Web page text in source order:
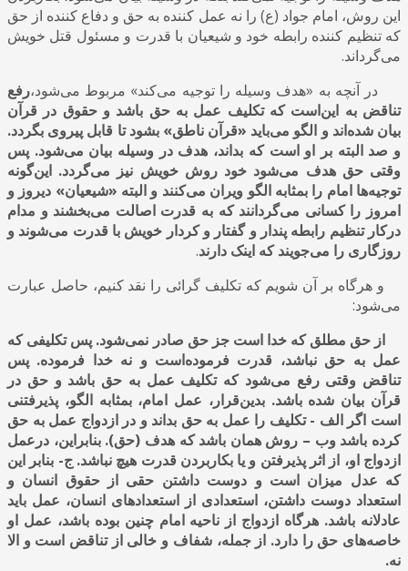
این روش، امام جواد (ع) را نه عمل کننده به حق و دفاع کننده از حق
که تنظیم کننده رابطه خود و شیعیان با قدرت و مسئول قتل خویش
می‌گرداند.
در آنچه به «هدف وسیله را توجیه می‌کند» مربوط می‌شود،رفع
تناقض به این‌است که تکلیف عمل به حق باشد و حقوق در قرآن
بیان شده‌اند و الگو می‌باید «قرآن ناطق» بشود تا قابل پیروی بگردد.
و صد البته بر او است که بداند، هدف در وسیله بیان می‌شود. پس
وقتی حق هدف می‌شود خود روش خویش نیز می‌گردد. این‌گونه
توجیه‌ها امام را بمثابه الگو ویران می‌کنند و البته «شیعیان» دیروز و
امروز را کسانی می‌گردانند که به قدرت اصالت می‌بخشند و مدام
درکار تنظیم رابطه پندار و گفتار و کردار خویش با قدرت می‌شوند و
روزگاری را می‌جویند که اینک دارند.
و هرگاه بر آن شویم که تکلیف گرائی را نقد کنیم، حاصل عبارت
می‌شود:
از حق مطلق که خدا است جز حق صادر نمی‌شود. پس تکلیفی که
عمل به حق نباشد، قدرت فرموده‌است و نه خدا فرموده. پس
تناقض وقتی رفع می‌شود که تکلیف عمل به حق باشد و حق در
قرآن بیان شده باشد. بدین‌قرار، عمل امام، بمثابه الگو، پذیرفتنی
است اگر الف - تکلیف را عمل به حق بداند و در ازدواج عمل به حق
کرده باشد وب – روش همان باشد که هدف (حق). بنابراین، درعمل
ازدواج او، از اثر پذیرفتن و یا بکاربردن قدرت هیچ نباشد. ج- بنابر این
که عدل میزان است و دوست داشتن حقی از حقوق انسان و
استعداد دوست داشتن، استعدادی از استعدادهای انسان، عمل باید
عادلانه باشد. هرگاه ازدواج از ناحیه امام چنین بوده باشد، عمل او
خاصه‌های حق را دارد. از جمله، شفاف و خالی از تناقض است و الا
نه.